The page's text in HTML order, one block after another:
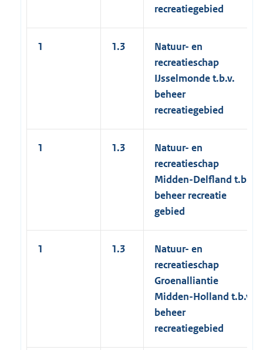
recreatiegebied
1 1.3
Natuur- en
recreatieschap
IJsselmonde t.b.v.
beheer
recreatiegebied
1 1.3
Natuur- en
recreatieschap
Midden-Delfland t.b.v.
beheer recreatie
gebied
1 1.3
Natuur- en
recreatieschap
Groenalliantie
Midden-Holland t.b.v.
beheer
recreatiegebied